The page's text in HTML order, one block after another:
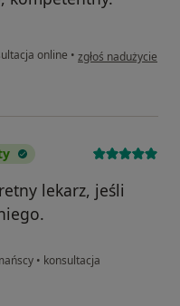
online • w opinii
zgłoś nadużycie
lekarz, jeśli
• konsultacja